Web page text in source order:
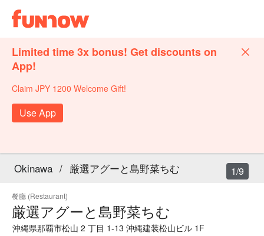
Limited time 3x bonus! Get discounts on
App!
Claim JPY 1200 Welcome Gift!
Use App
Okinawa / 厳選アグーと島野菜ちむ
餐廳 (Restaurant)
厳選アグーと島野菜ちむ
沖縄県那覇市松山 2 丁目 1-13 沖縄建装松山ビル 1F
1/9